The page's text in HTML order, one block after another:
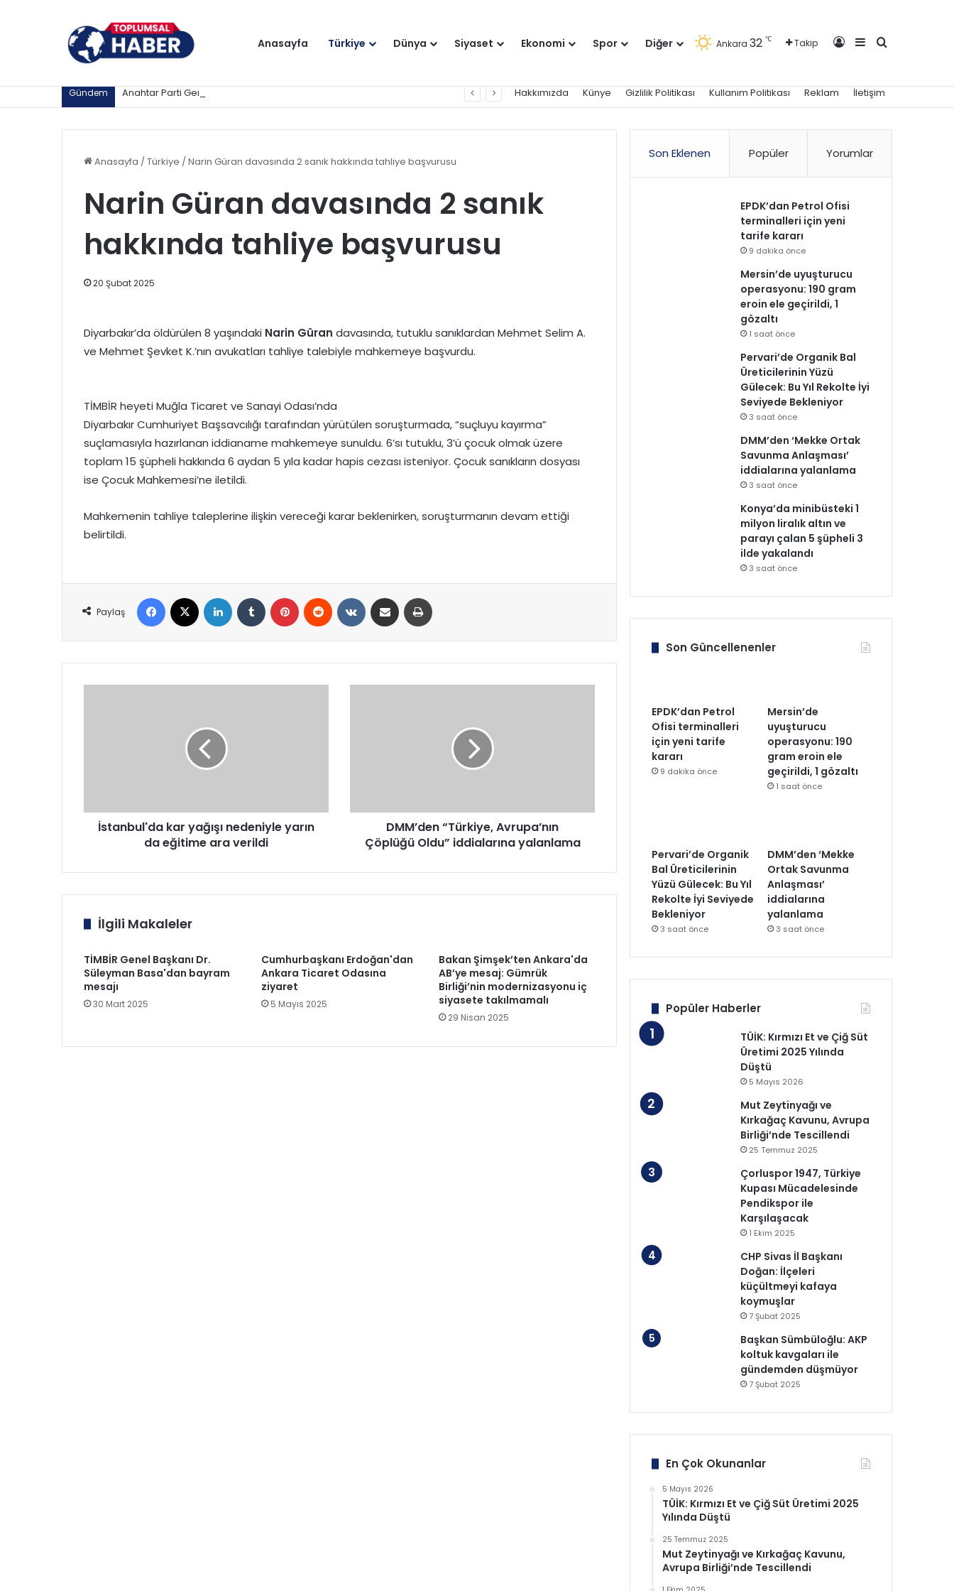
Anasayfa Türkiye Dünya Siyaset Ekonomi Spor Diğer Ankara 32 ℃ Takip Kayıt OlKenar Bölmesi
Arama yap
Gündem Hakkımızda Künye Gizlilik Politikası Kullanım Politikası Reklam İletişim
Anasayfa /Türkiye /Narin Güran davasında 2 sanık hakkında tahliye başvurusu
Narin Güran davasında 2 sanık
hakkında tahliye başvurusu
20 Şubat 2025
Diyarbakır’da öldürülen 8 yaşındaki Narin Güran davasında, tutuklu sanıklardan Mehmet Selim A.
ve Mehmet Şevket K.’nın avukatları tahliye talebiyle mahkemeye başvurdu.
TİMBİR heyeti Muğla Ticaret ve Sanayi Odası’nda
Diyarbakır Cumhuriyet Başsavcılığı tarafından yürütülen soruşturmada, “suçluyu kayırma”
suçlamasıyla hazırlanan iddianame mahkemeye sunuldu. 6’sı tutuklu, 3’ü çocuk olmak üzere
toplam 15 şüpheli hakkında 6 aydan 5 yıla kadar hapis cezası isteniyor. Çocuk sanıkların dosyası
ise Çocuk Mahkemesi’ne iletildi.
Mahkemenin tahliye taleplerine ilişkin vereceği karar beklenirken, soruşturmanın devam ettiği
belirtildi.
Paylaş
Facebook LinkedIn Tumblr Pinterest Reddit VKontakteE-Posta ile paylaş
verildi
İstanbul'da kar yağışı nedeniyle yarın
da eğitime ara verildi
DMM’den “Türkiye, Avrupa’nın
Çöplüğü Oldu” iddialarına yalanlama
İlgili Makaleler
TİMBİR Genel Başkanı Dr.
Süleyman Basa'dan bayram
mesajı
30 Mart 2025
Cumhurbaşkanı Erdoğan'dan
Ankara Ticaret Odasına
ziyaret
5 Mayıs 2025
Bakan Şimşek’ten Ankara'da
AB’ye mesaj: Gümrük
Birliği’nin modernizasyonu iç
siyasete takılmamalı
29 Nisan 2025
Son Eklenen Popüler Yorumlar
EPDK’dan Petrol Ofisi
terminalleri için yeni
tarife kararı
9 dakika önce
Mersin’de uyuşturucu
operasyonu: 190 gram
eroin ele geçirildi, 1
gözaltı
1 saat önce
Pervari’de Organik Bal
Üreticilerinin Yüzü
Gülecek: Bu Yıl Rekolte İyi
Seviyede Bekleniyor
3 saat önce
DMM’den ‘Mekke Ortak
Savunma Anlaşması’
iddialarına yalanlama
3 saat önce
Konya’da minibüsteki 1
milyon liralık altın ve
parayı çalan 5 şüpheli 3
ilde yakalandı
3 saat önce
Son Güncellenenler
EPDK’dan Petrol
Ofisi terminalleri
için yeni tarife
kararı
9 dakika önce
Mersin’de
uyuşturucu
operasyonu: 190
gram eroin ele
geçirildi, 1 gözaltı
1 saat önce
Pervari’de Organik
Bal Üreticilerinin
Yüzü Gülecek: Bu Yıl
Rekolte İyi Seviyede
Bekleniyor
3 saat önce
DMM’den ‘Mekke
Ortak Savunma
Anlaşması’
iddialarına
yalanlama
3 saat önce
Popüler Haberler
TÜİK: Kırmızı Et ve Çiğ Süt
Üretimi 2025 Yılında
Düştü
5 Mayıs 2026
Mut Zeytinyağı ve
Kırkağaç Kavunu, Avrupa
Birliği’nde Tescillendi
25 Temmuz 2025
Çorluspor 1947, Türkiye
Kupası Mücadelesinde
Pendikspor ile
Karşılaşacak
1 Ekim 2025
CHP Sivas İl Başkanı
Doğan: İlçeleri
küçültmeyi kafaya
koymuşlar
7 Şubat 2025
Başkan Sümbüloğlu: AKP
koltuk kavgaları ile
gündemden düşmüyor
7 Şubat 2025
En Çok Okunanlar
5 Mayıs 2026
TÜİK: Kırmızı Et ve Çiğ Süt Üretimi 2025
Yılında Düştü
25 Temmuz 2025
Mut Zeytinyağı ve Kırkağaç Kavunu,
Avrupa Birliği’nde Tescillendi